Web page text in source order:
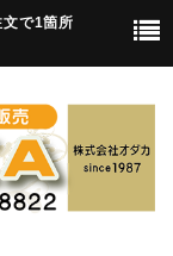
で1箇所